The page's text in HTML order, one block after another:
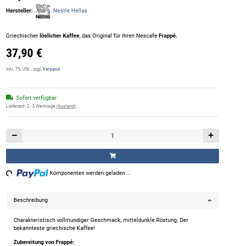
Hersteller:
Nestle Hellas
Griechischer löslicher Kaffee, das Original für Ihren Nescafe Frappé.
37,90 €
inkl. 7% USt. , zzgl. Versand
Sofort verfügbar
Lieferzeit: 2 - 3 Werktage (Ausland)
Komponenten werden geladen ...
Beschreibung
Charakteristisch vollmundiger Geschmack, mitteldunkle Röstung. Der
bekannteste griechische Kaffee!
Zubereitung von Frappé: